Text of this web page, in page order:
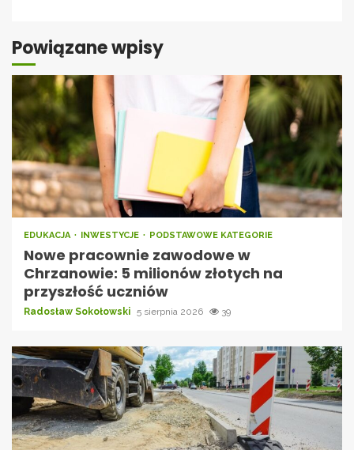
Powiązane wpisy
EDUKACJA INWESTYCJE PODSTAWOWE KATEGORIE
Nowe pracownie zawodowe w
Chrzanowie: 5 milionów złotych na
przyszłość uczniów
Radosław Sokołowski 5 sierpnia 2026 39